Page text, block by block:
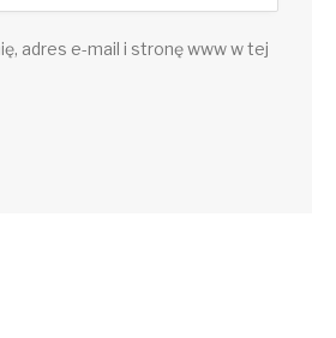
adres e-mail i stronę www w tej